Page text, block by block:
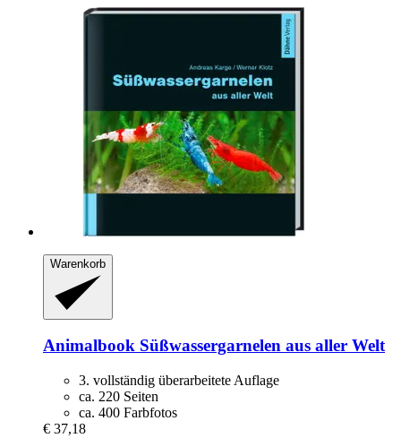
Warenkorb
Animalbook Süßwassergarnelen aus aller Welt
3. vollständig überarbeitete Auflage
ca. 220 Seiten
ca. 400 Farbfotos
€ 37,18